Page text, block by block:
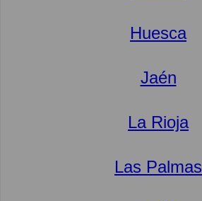
Huesca
Jaén
La Rioja
Las Palmas